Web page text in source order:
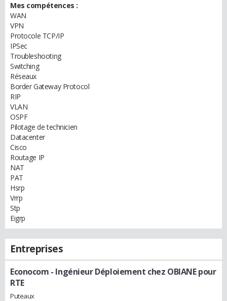
Mes compétences :
WAN
VPN
Protocole TCP/IP
IPSec
Troubleshooting
Switching
Réseaux
Border Gateway Protocol
RIP
VLAN
OSPF
Pilotage de technicien
Datacenter
Cisco
Routage IP
NAT
PAT
Hsrp
Vrrp
Stp
Eigrp
Entreprises
Econocom - Ingénieur Déploiement chez OBIANE pour
RTE
Puteaux